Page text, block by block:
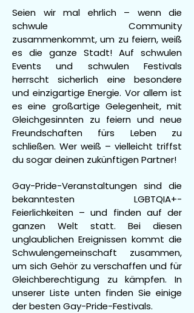
Seien wir mal ehrlich – wenn die
schwule Community
zusammenkommt, um zu feiern, weiß
es die ganze Stadt! Auf schwulen
Events und schwulen Festivals
herrscht sicherlich eine besondere
und einzigartige Energie. Vor allem ist
es eine großartige Gelegenheit, mit
Gleichgesinnten zu feiern und neue
Freundschaften fürs Leben zu
schließen. Wer weiß – vielleicht triffst
du sogar deinen zukünftigen Partner!
Gay-Pride-Veranstaltungen sind die
bekanntesten LGBTQIA+-
Feierlichkeiten – und finden auf der
ganzen Welt statt. Bei diesen
unglaublichen Ereignissen kommt die
Schwulengemeinschaft zusammen,
um sich Gehör zu verschaffen und für
Gleichberechtigung zu kämpfen. In
unserer Liste unten finden Sie einige
der besten Gay-Pride-Festivals.